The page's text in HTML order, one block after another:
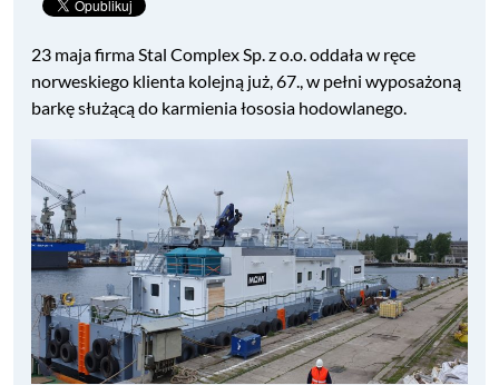
23 maja firma Stal Complex Sp. z o.o. oddała w ręce
norweskiego klienta kolejną już, 67., w pełni wyposażoną
barkę służącą do karmienia łososia hodowlanego.